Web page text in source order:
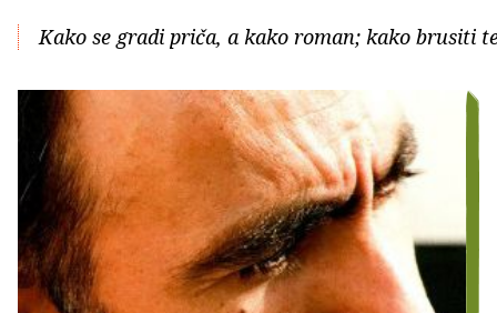
Kako se gradi priča, a kako roman; kako brusiti